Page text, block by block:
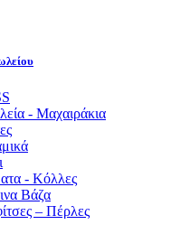
- Μαχαιράκια
- Κόλλες
Βάζα
– Πέρλες